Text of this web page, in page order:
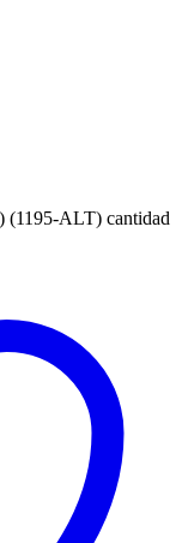
(1195-ALT) cantidad